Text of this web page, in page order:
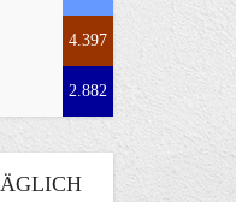
4.397
2.882